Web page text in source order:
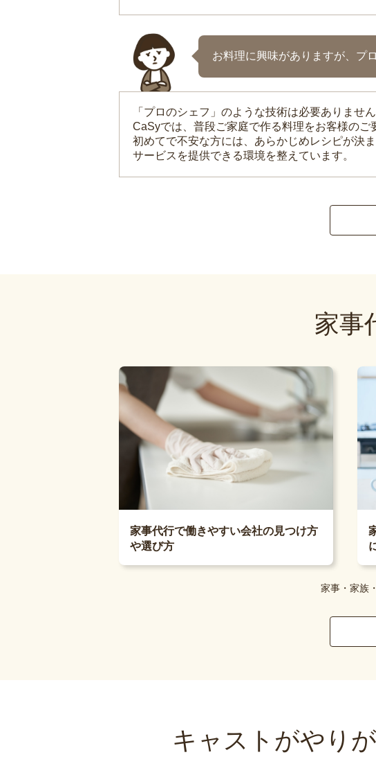
お料理に興味がありますが、プ
「プロのシェフ」のような技術は必要ありません
CaSyでは、普段ご家庭で作る料理をお客様のご
初めてで不安な方には、あらかじめレシピが決
サービスを提供できる環境を整えています。
家事
家事代行で働きやすい会社の見つけ方
や選び方
家事・家族
キャストがやり